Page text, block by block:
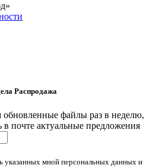
Распродажа
файлы раз в неделю,
почте актуальные предложения
указанных мной персональных данных и